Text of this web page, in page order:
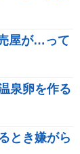
屋が…って
泉卵を作る
とき嫌がら